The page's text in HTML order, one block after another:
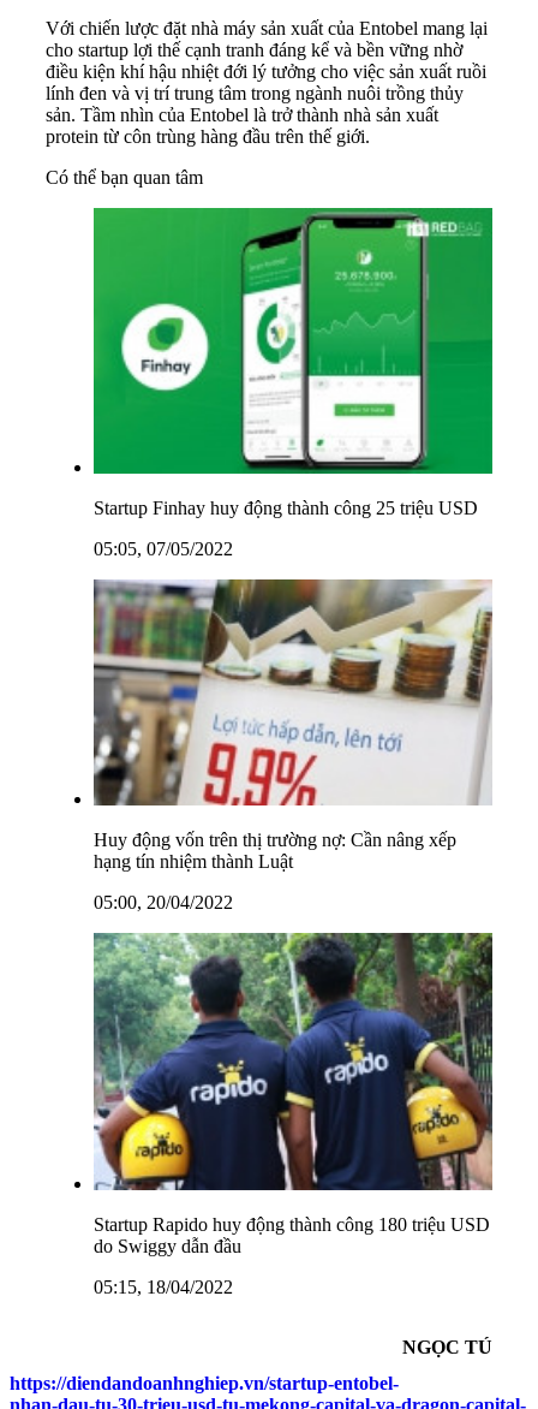
Với chiến lược đặt nhà máy sản xuất của Entobel mang lại
cho startup lợi thế cạnh tranh đáng kể và bền vững nhờ
điều kiện khí hậu nhiệt đới lý tưởng cho việc sản xuất ruồi
lính đen và vị trí trung tâm trong ngành nuôi trồng thủy
sản. Tầm nhìn của Entobel là trở thành nhà sản xuất
protein từ côn trùng hàng đầu trên thế giới.
Có thể bạn quan tâm
Startup Finhay huy động thành công 25 triệu USD
05:05, 07/05/2022
Huy động vốn trên thị trường nợ: Cần nâng xếp
hạng tín nhiệm thành Luật
05:00, 20/04/2022
Startup Rapido huy động thành công 180 triệu USD
do Swiggy dẫn đầu
05:15, 18/04/2022
NGỌC TÚ
https://diendandoanhnghiep.vn/startup-entobel-
nhan-dau-tu-30-trieu-usd-tu-mekong-capital-va-dragon-capital-